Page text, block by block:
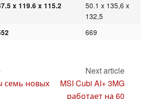
x 119.6 x 115.2
50.1 x 135,6 x
132,5
669
семь новых
Next article
MSI Cubi AI+ 3MG
работает на 60